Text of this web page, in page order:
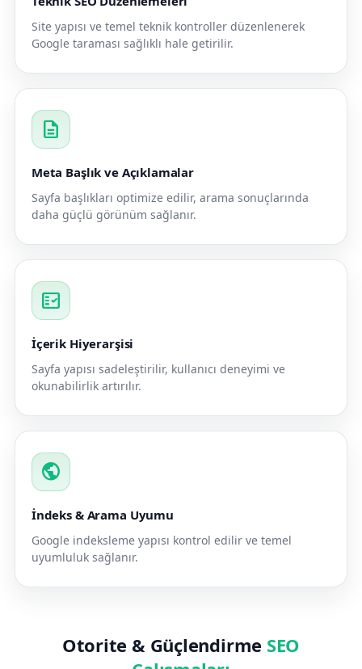
Site yapısı ve temel teknik kontroller düzenlenerek
Google taraması sağlıklı hale getirilir.
description
Meta Başlık ve Açıklamalar
Sayfa başlıkları optimize edilir, arama sonuçlarında
daha güçlü görünüm sağlanır.
fact_check
İçerik Hiyerarşisi
Sayfa yapısı sadeleştirilir, kullanıcı deneyimi ve
okunabilirlik artırılır.
public
İndeks & Arama Uyumu
Google indeksleme yapısı kontrol edilir ve temel
uyumluluk sağlanır.
Otorite & Güçlendirme SEO